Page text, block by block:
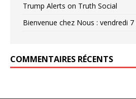
Trump Alerts on Truth Social
Bienvenue chez Nous : vendredi
COMMENTAIRES RÉCENTS